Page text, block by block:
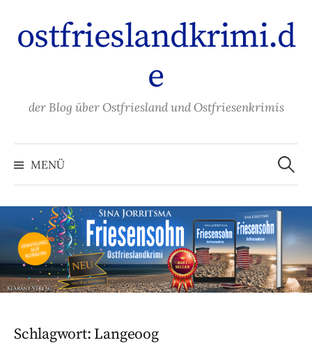
Inhalt
überspringen
ostfrieslandkrimi.d
e
der Blog über Ostfriesland und Ostfriesenkrimis
MENÜ
Suchen
nach:
Schlagwort: Langeoog